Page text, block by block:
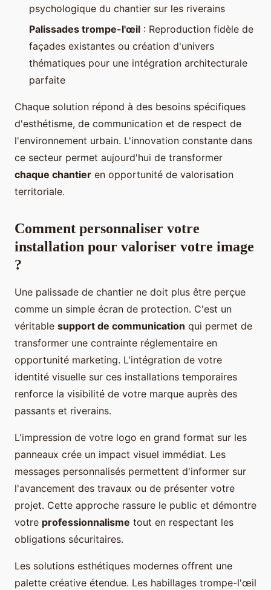
psychologique du chantier sur les riverains
Palissades trompe-l'œil : Reproduction fidèle de
façades existantes ou création d'univers
thématiques pour une intégration architecturale
parfaite
Chaque solution répond à des besoins spécifiques
d'esthétisme, de communication et de respect de
l'environnement urbain. L'innovation constante dans
ce secteur permet aujourd'hui de transformer
chaque chantier en opportunité de valorisation
territoriale.
Comment personnaliser votre
installation pour valoriser votre image
?
Une palissade de chantier ne doit plus être perçue
comme un simple écran de protection. C'est un
véritable support de communication qui permet de
transformer une contrainte réglementaire en
opportunité marketing. L'intégration de votre
identité visuelle sur ces installations temporaires
renforce la visibilité de votre marque auprès des
passants et riverains.
L'impression de votre logo en grand format sur les
panneaux crée un impact visuel immédiat. Les
messages personnalisés permettent d'informer sur
l'avancement des travaux ou de présenter votre
projet. Cette approche rassure le public et démontre
votre professionnalisme tout en respectant les
obligations sécuritaires.
Les solutions esthétiques modernes offrent une
palette créative étendue. Les habillages trompe-l'œil